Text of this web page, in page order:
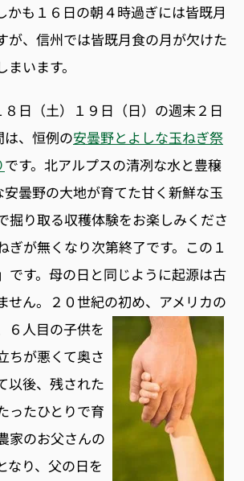
かも１６日の朝４時過ぎには皆既月
が、信州では皆既月食の月が欠けた
います。
８日（土）１９日（日）の週末２日
は、恒例の安曇野とよしな玉ねぎ祭
です。北アルプスの清冽な水と豊穣
安曇野の大地が育てた甘く新鮮な玉
掘り取る収穫体験をお楽しみくださ
ぎが無くなり次第終了です。この１
です。母の日と同じように起源は古
せん。２０世紀の初め、アメリカの
６人目の子供を
ちが悪くて奥さ
以後、残された
ったひとりで育
家のお父さんの
なり、父の日を